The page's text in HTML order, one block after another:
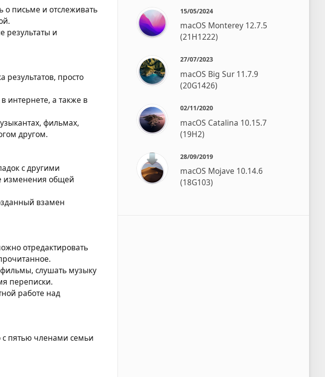
о письме и отслеживать
результаты и
просто
интернете, а также в
фильмах,
другом.
с другими
изменения общей
взамен
отредактировать
слушать музыку
переписки.
работе над
с пятью членами семьи
15/05/2024
macOS Monterey 12.7.5
(21H1222)
27/07/2023
macOS Big Sur 11.7.9
(20G1426)
02/11/2020
macOS Catalina 10.15.7
(19H2)
28/09/2019
macOS Mojave 10.14.6
(18G103)